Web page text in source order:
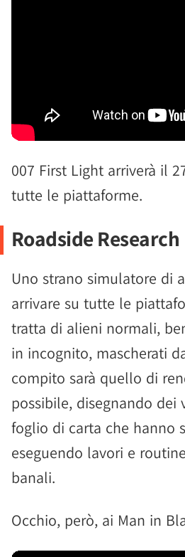
007 First Light arriverà il
tutte le piattaforme.
Roadside Research
Uno strano simulatore di
arrivare su tutte le
tratta di alieni normali,
in incognito, mascherati
compito sarà quello di
possibile, disegnando dei
foglio di carta che hanno
eseguendo lavori e
banali.
Occhio, però, ai Man in